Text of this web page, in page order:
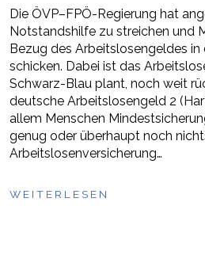
Die ÖVP–FPÖ-Regierung hat
Notstandshilfe zu streichen und
Bezug des Arbeitslosengeldes
schicken. Dabei ist das
Schwarz-Blau plant, noch weit
deutsche Arbeitslosengeld 2
allem Menschen
genug oder überhaupt noch
Arbeitslosenversicherung…
WEITERLESEN